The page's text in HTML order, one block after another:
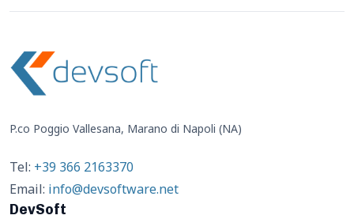
P.co Poggio Vallesana, Marano di Napoli (NA)
Tel: +39 366 2163370
Email: info@devsoftware.net
DevSoft